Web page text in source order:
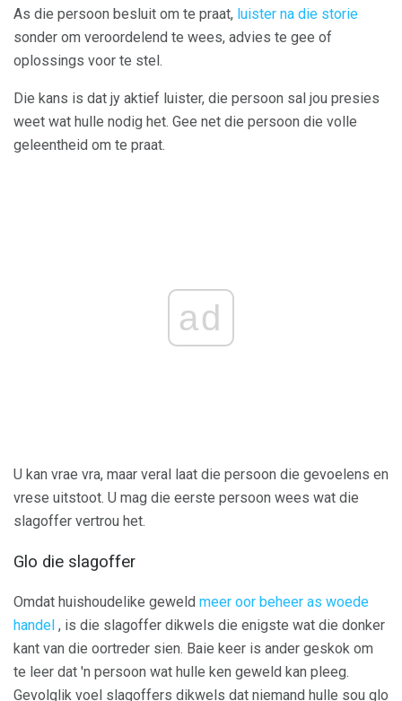
As die persoon besluit om te praat, luister na die storie
sonder om veroordelend te wees, advies te gee of
oplossings voor te stel.
Die kans is dat jy aktief luister, die persoon sal jou presies
weet wat hulle nodig het. Gee net die persoon die volle
geleentheid om te praat.
ad
U kan vrae vra, maar veral laat die persoon die gevoelens en
vrese uitstoot. U mag die eerste persoon wees wat die
slagoffer vertrou het.
Glo die slagoffer
Omdat huishoudelike geweld meer oor beheer as woede
handel , is die slagoffer dikwels die enigste wat die donker
kant van die oortreder sien. Baie keer is ander geskok om
te leer dat 'n persoon wat hulle ken geweld kan pleeg.
Gevolglik voel slagoffers dikwels dat niemand hulle sou glo